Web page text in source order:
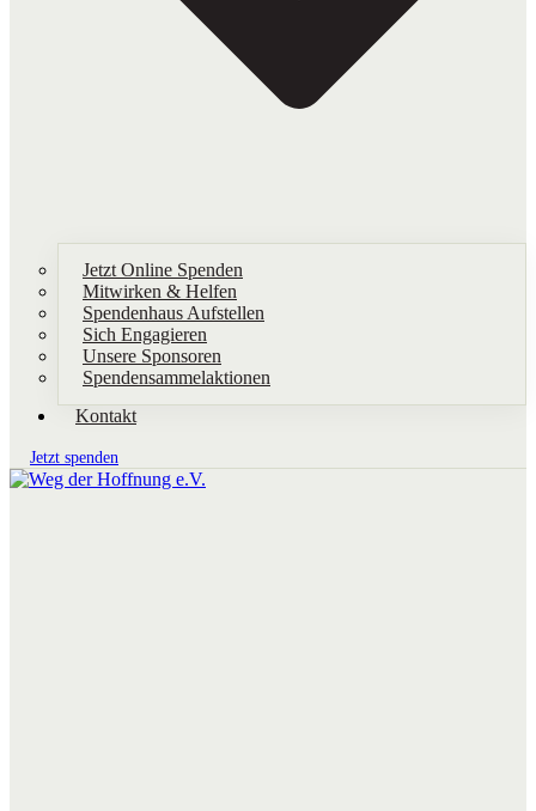
Jetzt Online Spenden
Mitwirken & Helfen
Spendenhaus Aufstellen
Sich Engagieren
Unsere Sponsoren
Spendensammelaktionen
Kontakt
Jetzt spenden